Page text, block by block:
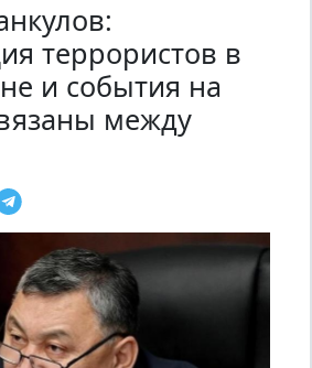
террористов в
и события на
между